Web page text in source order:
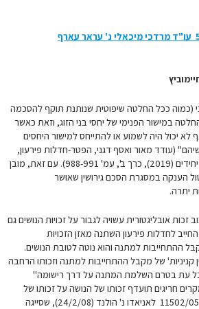
פשר (מרכז) 59276-06-17 עו"ד מרדכי מיכאלי נ' עראר עארף
(כמוה ככל החלטה שיפוטית שנותנת תוקף להסכמה
במישור הפנימי של יחסי בני הזוג, וזאת כאשר
יכול היה לשמוע או להתייחס למישור היחסים
(עודד מאור ואסף דגני, הפטר-חדלות פירעון,
הסדרי חוב ושיקום כלכלי של יחידים (2019), כרך ב', עמ' 988-991). עם זאת, מובן
הענקה במסגרת הסכם גירושין שאושר
יתרה.
אובליגטורית עשויה לגבור על זכויות הנושים גם
לחדלות פירעון השתנה מאזן הזכויות
ההתחייבות למתנה והוא נוטה לטובת הנושים.
קניניות' של מקבל ההתחייבות למתנה וזכותו הרחבה
בכל עת בטרם השלמת המתנה על דרך רישומה"
חריגים תועדף זכותו של הנושה על זכותו של
מקבל הבטחה למתנה (ע"א 11502/05 ‏ ‏לאניאדו נ' הולנד (24/2/08), שסייגה